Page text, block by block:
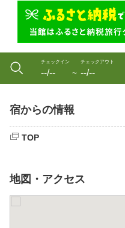
チェックイン
--/-- 〜
チェックアウト
--/--
宿からの情報
TOP
地図・アクセス